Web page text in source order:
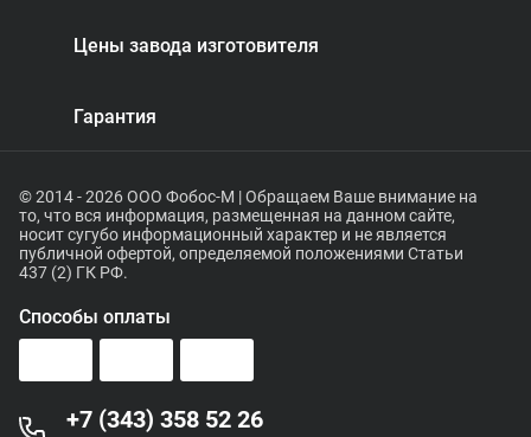
Цены завода изготовителя
Гарантия
© 2014 - 2026 ООО Фобос-М | Обращаем Ваше внимание на
то, что вся информация, размещенная на данном сайте,
носит сугубо информационный характер и не является
публичной офертой, определяемой положениями Статьи
437 (2) ГК РФ.
Способы оплаты
+7 (343) 358 52 26